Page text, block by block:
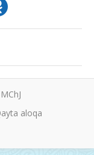
aloqa